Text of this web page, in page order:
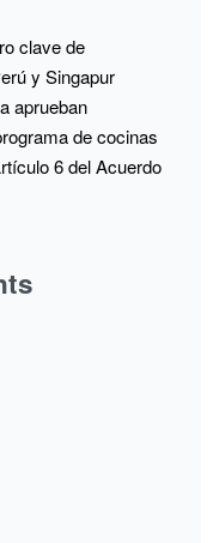
clave de
y Singapur
aprueban
de cocinas
6 del Acuerdo